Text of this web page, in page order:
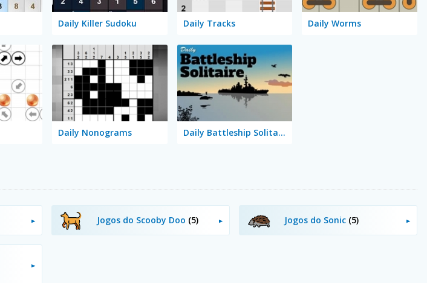
Daily Killer Sudoku Daily Tracks Daily Worms
Daily Nonograms Daily Battleship Solitaire
Jogos do Scooby Doo (5) Jogos do Sonic (5)